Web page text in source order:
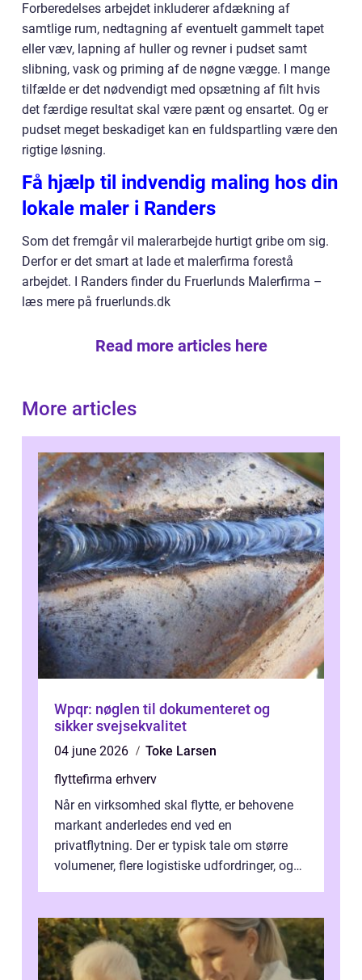
Forberedelses arbejdet inkluderer afdækning af
samtlige rum, nedtagning af eventuelt gammelt tapet
eller væv, lapning af huller og revner i pudset samt
slibning, vask og priming af de nøgne vægge. I mange
tilfælde er det nødvendigt med opsætning af filt hvis
det færdige resultat skal være pænt og ensartet. Og er
pudset meget beskadiget kan en fuldspartling være den
rigtige løsning.
Få hjælp til indvendig maling hos din
lokale maler i Randers
Som det fremgår vil malerarbejde hurtigt gribe om sig.
Derfor er det smart at lade et malerfirma forestå
arbejdet. I Randers finder du Fruerlunds Malerfirma –
læs mere på fruerlunds.dk
Read more articles here
More articles
Wpqr: nøglen til dokumenteret og
sikker svejsekvalitet
04 june 2026
Toke Larsen
flyttefirma erhverv
Når en virksomhed skal flytte, er behovene
markant anderledes end ved en
privatflytning. Der er typisk tale om større
volumener, flere logistiske udfordringer, og